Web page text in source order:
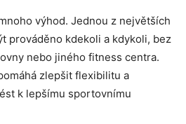
výhod. Jednou z největších
prováděno kdekoli a kdykoli, bez
nebo jiného fitness centra.
zlepšit flexibilitu a
k lepšímu sportovnímu